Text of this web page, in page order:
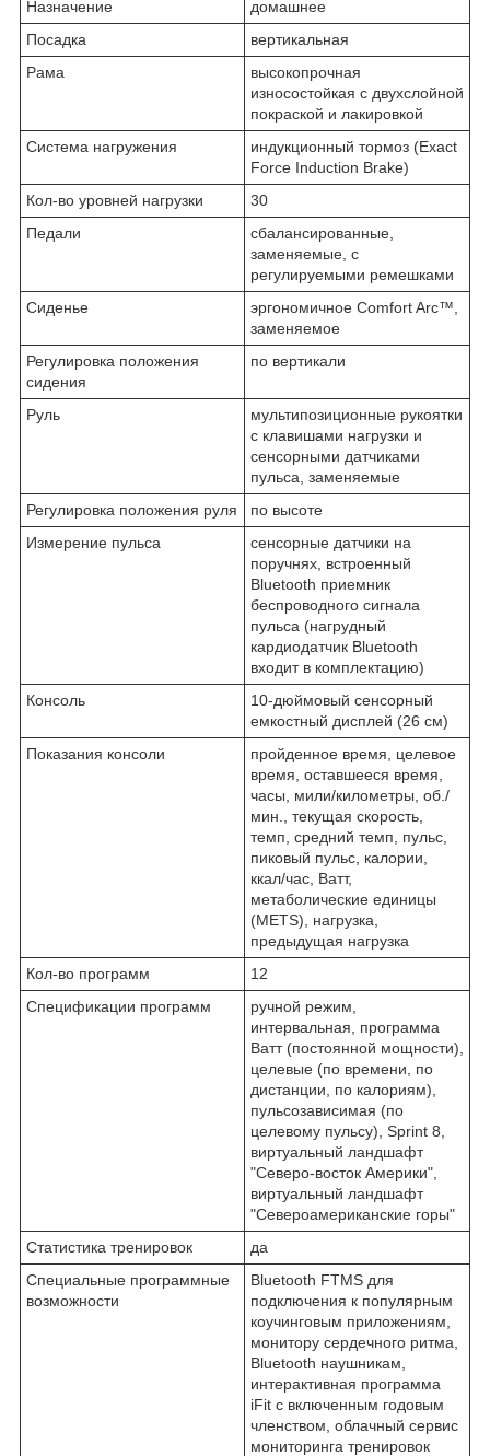
Назначение
домашнее
Посадка
вертикальная
Рама
высокопрочная
износостойкая с двухслойной
покраской и лакировкой
Система нагружения
индукционный тормоз (Exact
Force Induction Brake)
Кол-во уровней нагрузки
30
Педали
сбалансированные,
заменяемые, с
регулируемыми ремешками
Сиденье
эргономичное Comfort Arc™,
заменяемое
Регулировка положения
сидения
по вертикали
Руль
мультипозиционные рукоятки
с клавишами нагрузки и
сенсорными датчиками
пульса, заменяемые
Регулировка положения руля
по высоте
Измерение пульса
сенсорные датчики на
поручнях, встроенный
Bluetooth приемник
беспроводного сигнала
пульса (нагрудный
кардиодатчик Bluetooth
входит в комплектацию)
Консоль
10-дюймовый сенсорный
емкостный дисплей (26 см)
Показания консоли
пройденное время, целевое
время, оставшееся время,
часы, мили/километры, об./
мин., текущая скорость,
темп, средний темп, пульс,
пиковый пульс, калории,
ккал/час, Ватт,
метаболические единицы
(METS), нагрузка,
предыдущая нагрузка
Кол-во программ
12
Спецификации программ
ручной режим,
интервальная, программа
Ватт (постоянной мощности),
целевые (по времени, по
дистанции, по калориям),
пульсозависимая (по
целевому пульсу), Sprint 8,
виртуальный ландшафт
"Северо-восток Америки",
виртуальный ландшафт
"Североамериканские горы"
Статистика тренировок
да
Специальные программные
возможности
Bluetooth FTMS для
подключения к популярным
коучинговым приложениям,
монитору сердечного ритма,
Bluetooth наушникам,
интерактивная программа
iFit с включенным годовым
членством, облачный сервис
мониторинга тренировок